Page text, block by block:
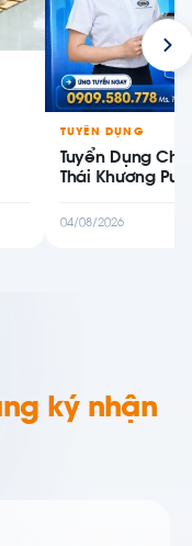
TUYỂN DỤNG
Tuyển Dụng
Thái Khương
04/08/2026
ký nhận